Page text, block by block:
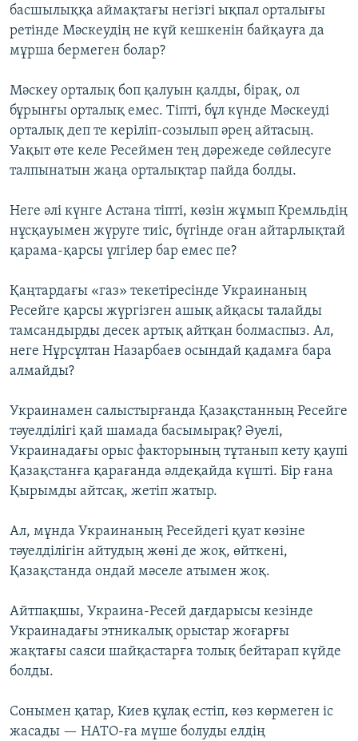
басшылыққа аймақтағы негізгі ықпал орталығы
ретінде Мәскеудің не күй кешкенін байқауға да
мұрша бермеген болар?
Мәскеу орталық боп қалуын қалды, бірақ, ол
бұрынғы орталық емес. Тіпті, бұл күнде Мәскеуді
орталық деп те керіліп-созылып әрең айтасың.
Уақыт өте келе Ресеймен тең дәрежеде сөйлесуге
талпынатын жаңа орталықтар пайда болды.
Неге әлі күнге Астана тіпті, көзін жұмып Кремльдің
нұсқауымен жүруге тиіс, бүгінде оған айтарлықтай
қарама-қарсы үлгілер бар емес пе?
Қаңтардағы «газ» текетіресінде Украинаның
Ресейге қарсы жүргізген ашық айқасы талайды
тамсандырды десек артық айтқан болмаспыз. Ал,
неге Нұрсұлтан Назарбаев осындай қадамға бара
алмайды?
Украинамен салыстырғанда Қазақстанның Ресейге
тәуелділігі қай шамада басымырақ? Әуелі,
Украинадағы орыс факторының тұтанып кету қаупі
Қазақстанға қарағанда әлдеқайда күшті. Бір ғана
Қырымды айтсақ, жетіп жатыр.
Ал, мұнда Украинаның Ресейдегі қуат көзіне
тәуелділігін айтудың жөні де жоқ, өйткені,
Қазақстанда ондай мәселе атымен жоқ.
Айтпақшы, Украина-Ресей дағдарысы кезінде
Украинадағы этникалық орыстар жоғарғы
жақтағы саяси шайқастарға толық бейтарап күйде
болды.
Сонымен қатар, Киев құлақ естіп, көз көрмеген іс
жасады — НАТО-ға мүше болуды елдің